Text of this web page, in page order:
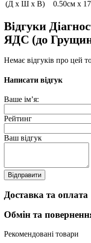
(Д x Ш x В) 0.50см x
Відгуки
ЯДС (до
Немає відгуків про цей
Написати відгук
Ваше ім’я:
Рейтинг
Ваш відгук
Відправити
Доставка та оплата
Обмін та
Рекомендовані товари